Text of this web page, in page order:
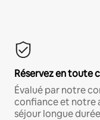
Réservez en toute
Évalué par notre
confiance et notre
séjour longue